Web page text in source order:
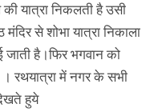
यात्रा निकलती है उसी
से शोभा यात्रा निकाला
जाती है।फिर भगवान को
। रथयात्रा में नगर के सभी
हुये